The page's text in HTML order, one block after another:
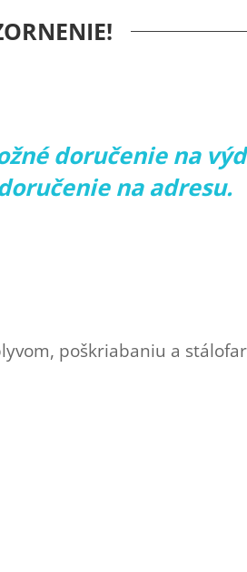
doručenie na
na adresu.
poškriabaniu a